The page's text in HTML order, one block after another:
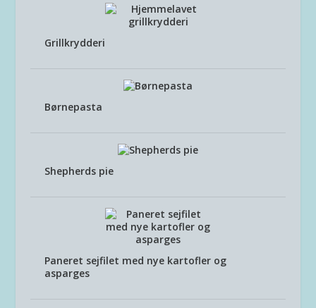
Grillkrydderi
Børnepasta
Shepherds pie
Paneret sejfilet med nye kartofler og
asparges